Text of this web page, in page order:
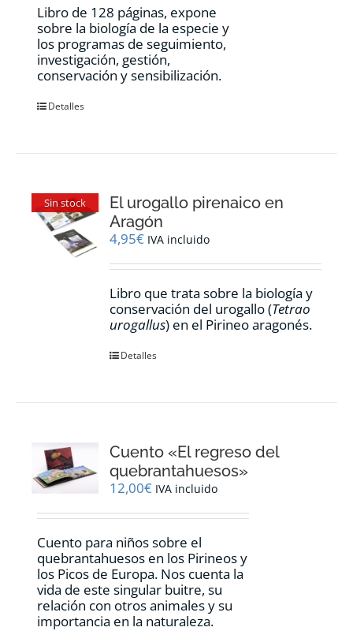
Libro de 128 páginas, expone
sobre la biología de la especie y
los programas de seguimiento,
investigación, gestión,
conservación y sensibilización.
Detalles
Sin stock
El urogallo pirenaico en
Aragón
4,95€ IVA incluido
Libro que trata sobre la biología y
conservación del urogallo (Tetrao
urogallus) en el Pirineo aragonés.
Detalles
Cuento «El regreso del
quebrantahuesos»
12,00€ IVA incluido
Cuento para niños sobre el
quebrantahuesos en los Pirineos y
los Picos de Europa. Nos cuenta la
vida de este singular buitre, su
relación con otros animales y su
importancia en la naturaleza.